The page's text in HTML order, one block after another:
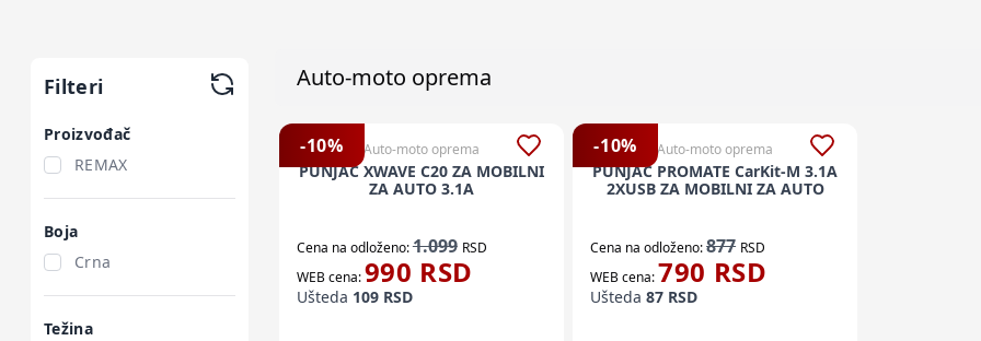
Filteri
Proizvođač
REMAX
Boja
Crna
Težina
Auto-moto oprema
-10% Auto-moto oprema
PUNJAC XWAVE C20 ZA MOBILNI
ZA AUTO 3.1A
Cena na odloženo:1.099 RSD
WEB cena:990 RSD
Ušteda 109RSD
-10% Auto-moto oprema
PUNJAC PROMATE CarKit-M 3.1A
2XUSB ZA MOBILNI ZA AUTO
Cena na odloženo:877 RSD
WEB cena:790 RSD
Ušteda 87 RSD